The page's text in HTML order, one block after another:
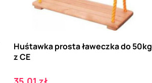
Huśtawka prosta ławeczka do 50kg
z CE
Cena